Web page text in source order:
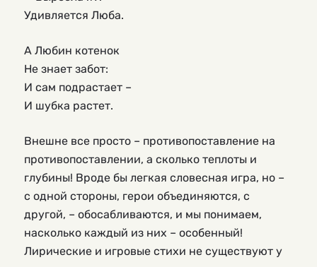
Удивляется Люба.
А Любин котенок
Не знает забот:
И сам подрастает –
И шубка растет.
Внешне все просто – противопоставление на
противопоставлении, а сколько теплоты и
глубины! Вроде бы легкая словесная игра, но –
с одной стороны, герои объединяются, с
другой, – обосабливаются, и мы понимаем,
насколько каждый из них – особенный!
Лирические и игровые стихи не существуют у